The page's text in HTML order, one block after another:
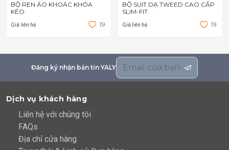
BỘ REN ÁO KHOÁC KHÓA
KÉO.
Giá liên hệ 19
BỘ SUIT DẠ TWEED CAO CẤP
SLIM-FIT.
Giá liên hệ 19
Đăng ký nhận bản tin YALY
Dịch vụ khách hàng
Liên hệ với chúng tôi
FAQs
Địa chỉ cửa hàng